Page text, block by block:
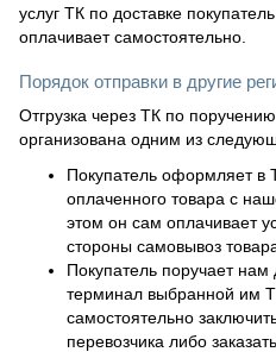
услуг ТК по доставке
оплачивает самостоятельно.
Порядок отправки в другие
Отгрузка через ТК по
организована одним из
Покупатель оформляет в
оплаченного товара с
этом он сам оплачивает
стороны самовывоз
Покупатель поручает нам
терминал выбранной им
самостоятельно
перевозчика либо